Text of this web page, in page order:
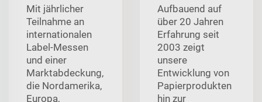
Mit jährlicher
Teilnahme an
internationalen
Label-Messen
und einer
Marktabdeckung,
die Nordamerika,
Europa,
Aufbauend auf
über 20 Jahren
Erfahrung seit
2003 zeigt
unsere
Entwicklung von
Papierprodukten
hin zur